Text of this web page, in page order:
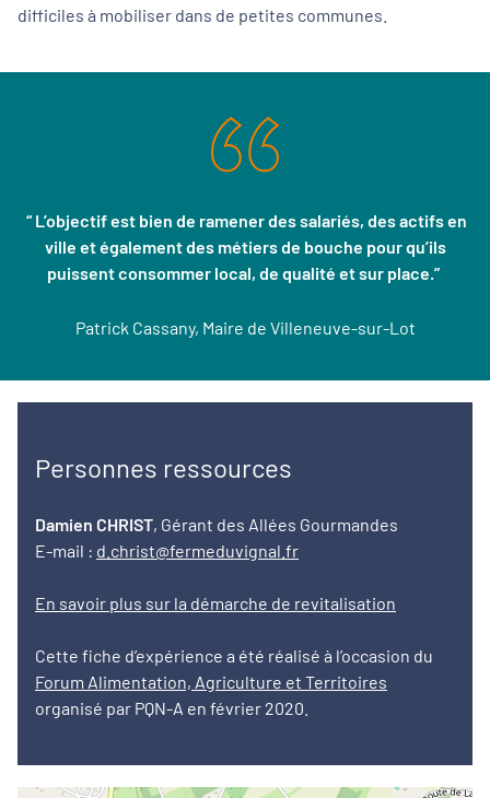
difficiles à mobiliser dans de petites communes.
“ L’objectif est bien de ramener des salariés, des actifs en
ville et également des métiers de bouche pour qu’ils
puissent consommer local, de qualité et sur place.”
Patrick Cassany, Maire de Villeneuve-sur-Lot
Personnes ressources
Damien CHRIST, Gérant des Allées Gourmandes
E-mail : d.christ@fermeduvignal.fr
En savoir plus sur la démarche de revitalisation
Cette fiche d’expérience a été réalisé à l’occasion du
Forum Alimentation, Agriculture et Territoires
organisé par PQN-A en février 2020.